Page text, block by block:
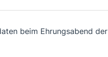
beim Ehrungsabend der